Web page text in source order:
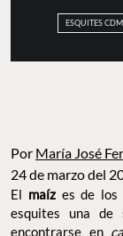
ESQUITES
Por María José
24 de marzo del
El maízes de los
esquites una de
encontrarse en